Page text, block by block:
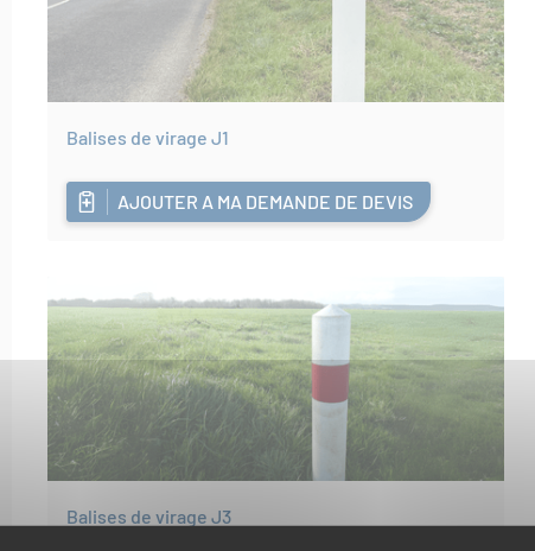
Balises de virage J1
AJOUTER A MA DEMANDE DE DEVIS
Balises de virage J3